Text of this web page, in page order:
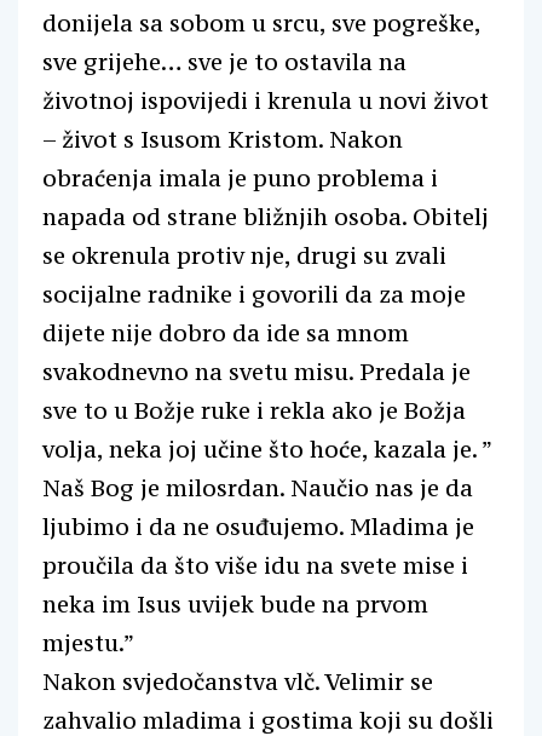
donijela sa sobom u srcu, sve pogreške,
sve grijehe… sve je to ostavila na
životnoj ispovijedi i krenula u novi život
– život s Isusom Kristom. Nakon
obraćenja imala je puno problema i
napada od strane bližnjih osoba. Obitelj
se okrenula protiv nje, drugi su zvali
socijalne radnike i govorili da za moje
dijete nije dobro da ide sa mnom
svakodnevno na svetu misu. Predala je
sve to u Božje ruke i rekla ako je Božja
volja, neka joj učine što hoće, kazala je. ”
Naš Bog je milosrdan. Naučio nas je da
ljubimo i da ne osuđujemo. Mladima je
proučila da što više idu na svete mise i
neka im Isus uvijek bude na prvom
mjestu.”
Nakon svjedočanstva vlč. Velimir se
zahvalio mladima i gostima koji su došli